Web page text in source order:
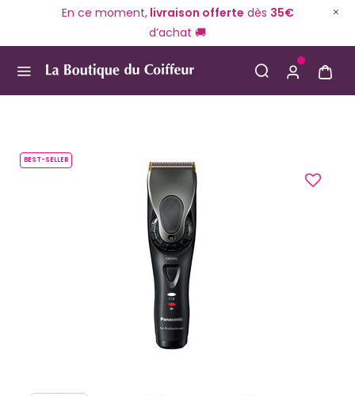
En ce moment,livraison offerte dès 35€
d’achat 🚚
BEST-SELLER